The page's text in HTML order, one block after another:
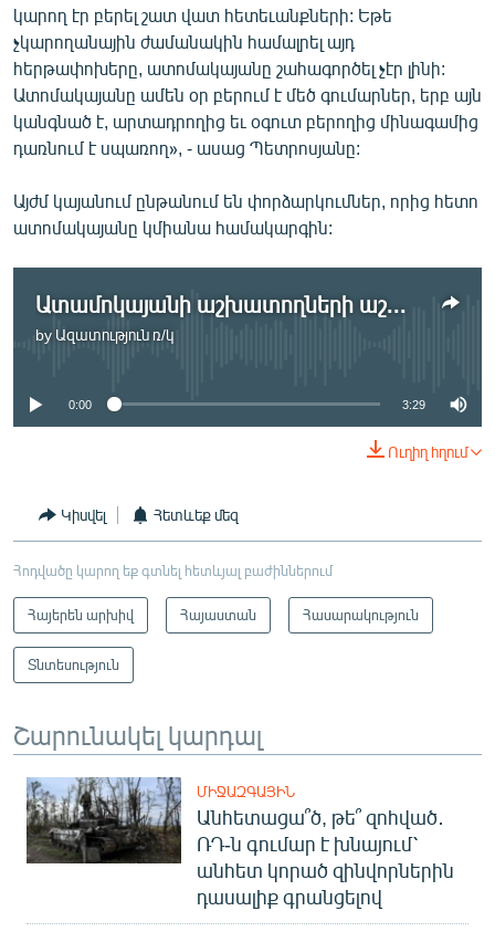
կարող էր բերել շատ վատ հետեւանքների: Եթե
չկարողանային ժամանակին համալրել այդ
հերթափոխերը, ատոմակայանը շահագործել չէր լինի:
Ատոմակայանը ամեն օր բերում է մեծ գումարներ, երբ այն
կանգնած է, արտադրողից եւ օգուտ բերողից մինագամից
դառնում է սպառող», - ասաց Պետրոսյանը:
Այժմ կայանում ընթանում են փորձարկումներ, որից հետո
ատոմակայանը կմիանա համակարգին:
Ատամոկայանի աշխատողների աշխատավարձը 10 տոկոսով կբարձրանա
by Ազատություն ռ/կ
No media source currently available
0:00 3:29
Ուղիղ հղում
Կիսվել Հետևեք մեզ
Հոդվածը կարող եք գտնել հետևյալ բաժիններում
Հայերեն արխիվ Հայաստան Հասարակություն
Տնտեսություն
Շարունակել կարդալ
ՄԻՋԱԶԳԱՅԻՆ
Անհետացա՞ծ, թե՞ զոհված․
ՌԴ-ն գումար է խնայում՝
անհետ կորած զինվորներին
դասալիք գրանցելով